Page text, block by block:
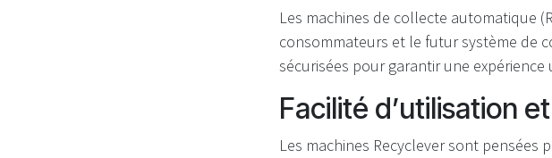
Les machines de collecte automatique
consommateurs et le futur système de
sécurisées pour garantir une
Facilité d’utilisation
Les machines Recyclever sont pensées